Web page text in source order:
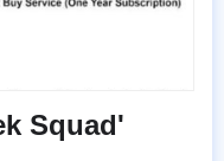
Squad'